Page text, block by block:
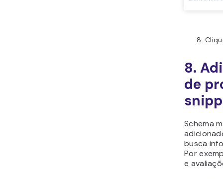
8.
de
Schema
busca
Por
e